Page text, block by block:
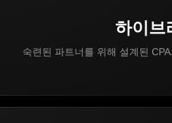
하이브
숙련된 파트너를 위해 설계된